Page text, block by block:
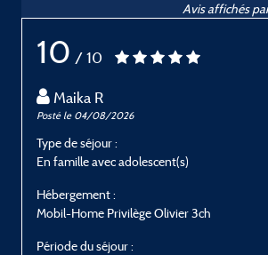
Avis affichés
10 / 10
Maika R
Posté le 04/08/2026
Type de séjour :
En famille avec adolescent(s)
Hébergement :
Mobil-Home Privilège Olivier 3ch
Période du séjour :